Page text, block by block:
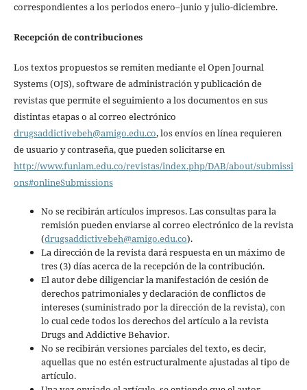
correspondientes a los periodos enero–junio y julio-diciembre.
Recepción de contribuciones
Los textos propuestos se remiten mediante el Open Journal
Systems (OJS), software de administración y publicación de
revistas que permite el seguimiento a los documentos en sus
distintas etapas o al correo electrónico
drugsaddictivebeh@amigo.edu.co, los envíos en línea requieren
de usuario y contraseña, que pueden solicitarse en
http://www.funlam.edu.co/revistas/index.php/DAB/about/submissi
ons#onlineSubmissions
No se recibirán artículos impresos. Las consultas para la
remisión pueden enviarse al correo electrónico de la revista
(drugsaddictivebeh@amigo.edu.co).
La dirección de la revista dará respuesta en un máximo de
tres (3) días acerca de la recepción de la contribución.
El autor debe diligenciar la manifestación de cesión de
derechos patrimoniales y declaración de conflictos de
intereses (suministrado por la dirección de la revista), con
lo cual cede todos los derechos del artículo a la revista
Drugs and Addictive Behavior.
No se recibirán versiones parciales del texto, es decir,
aquellas que no estén estructuralmente ajustadas al tipo de
artículo.